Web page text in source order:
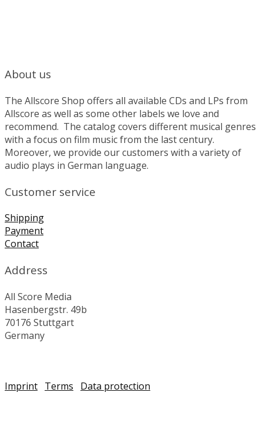
About us
The Allscore Shop offers all available CDs and LPs from
Allscore as well as some other labels we love and
recommend. The catalog covers different musical genres
with a focus on film music from the last century.
Moreover, we provide our customers with a variety of
audio plays in German language.
Customer service
Shipping
Payment
Contact
Address
All Score Media
Hasenbergstr. 49b
70176 Stuttgart
Germany
Imprint Terms Data protection